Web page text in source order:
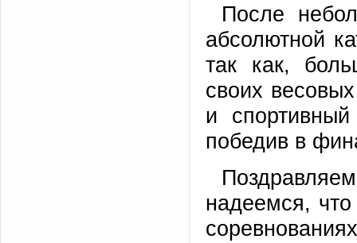
После
абсолютной
так как,
своих
и
победив в
надеемся, что